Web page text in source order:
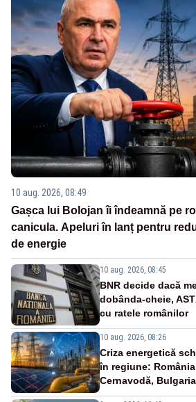
10 aug. 2026, 08:49
Gașca lui Bolojan îi îndeamnă pe
canicula. Apeluri în lanț pentru
de energie
10 aug. 2026, 08:45
BNR decide dacă
dobânda-cheie,
cu ratele românilor
10 aug. 2026, 08:26
Criza energetică
în regiune:
Cernavodă,